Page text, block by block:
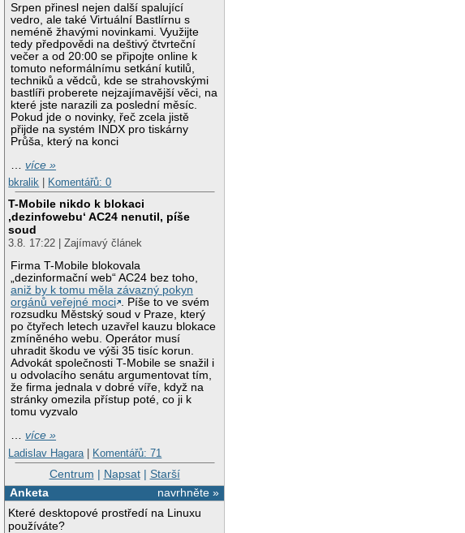
Srpen přinesl nejen další spalující
vedro, ale také Virtuální Bastlírnu s
neméně žhavými novinkami. Využijte
tedy předpovědi na deštivý čtvrteční
večer a od 20:00 se připojte online k
tomuto neformálnímu setkání kutilů,
techniků a vědců, kde se strahovskými
bastlíři proberete nejzajímavější věci, na
které jste narazili za poslední měsíc.
Pokud jde o novinky, řeč zcela jistě
přijde na systém INDX pro tiskárny
Průša, který na konci
…více »
bkralik
Komentářů: 0
T-Mobile nikdo k blokaci
‚dezinfowebu‘ AC24 nenutil, píše
soud
3.8. 17:22 | Zajímavý článek
Firma T-Mobile blokovala
„dezinformační web“ AC24 bez toho,
aniž by k tomu měla závazný pokyn
orgánů veřejné moci . Píše to ve svém
rozsudku Městský soud v Praze, který
po čtyřech letech uzavřel kauzu blokace
zmíněného webu. Operátor musí
uhradit škodu ve výši 35 tisíc korun.
Advokát společnosti T-Mobile se snažil i
u odvolacího senátu argumentovat tím,
že firma jednala v dobré víře, když na
stránky omezila přístup poté, co ji k
tomu vyzvalo
…více »
Ladislav Hagara | Komentářů: 71
Centrum | Napsat| Starší
navrhněte »
Anketa
Které desktopové prostředí na Linuxu
používáte?